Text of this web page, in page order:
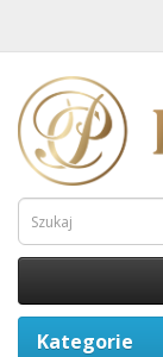
Kategorie